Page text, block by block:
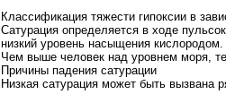
Классификация тяжести гипоксии в
Сатурация определяется в ходе
низкий уровень насыщения кислородом.
Чем выше человек над уровнем моря,
Причины падения сатурации
Низкая сатурация может быть вызвана